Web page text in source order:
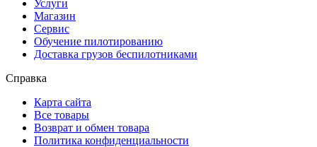
Услуги
Магазин
Сервис
Обучение пилотированию
Доставка грузов беспилотниками
Справка
Карта сайта
Все товары
Возврат и обмен товара
Политика конфиденциальности